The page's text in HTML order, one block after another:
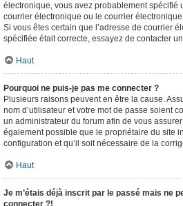
électronique, vous avez probablement spécifié
courrier électronique ou le courrier
Si vous êtes certain que l’adresse de courrier
spécifiée était correcte, essayez de contacter
Haut
Pourquoi ne puis-je pas me connecter ?
Plusieurs raisons peuvent en être la cause.
nom d’utilisateur et votre mot de passe soient
un administrateur du forum afin de vous
également possible que le propriétaire du site
configuration et qu’il soit nécessaire de la
Haut
Je m’étais déjà inscrit par le passé mais ne
connecter ?!